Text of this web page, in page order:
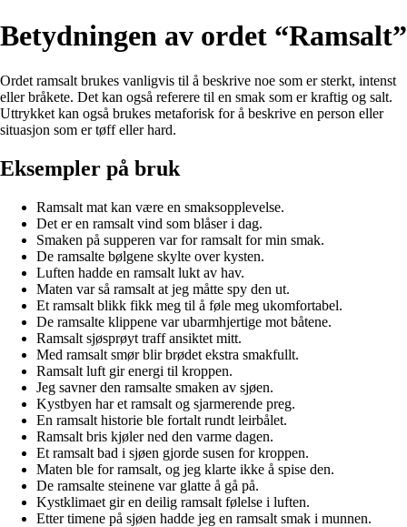
Betydningen av ordet “Ramsalt”
Ordet ramsalt brukes vanligvis til å beskrive noe som er sterkt, intenst
eller bråkete. Det kan også referere til en smak som er kraftig og salt.
Uttrykket kan også brukes metaforisk for å beskrive en person eller
situasjon som er tøff eller hard.
Eksempler på bruk
Ramsalt mat kan være en smaksopplevelse.
Det er en ramsalt vind som blåser i dag.
Smaken på supperen var for ramsalt for min smak.
De ramsalte bølgene skylte over kysten.
Luften hadde en ramsalt lukt av hav.
Maten var så ramsalt at jeg måtte spy den ut.
Et ramsalt blikk fikk meg til å føle meg ukomfortabel.
De ramsalte klippene var ubarmhjertige mot båtene.
Ramsalt sjøsprøyt traff ansiktet mitt.
Med ramsalt smør blir brødet ekstra smakfullt.
Ramsalt luft gir energi til kroppen.
Jeg savner den ramsalte smaken av sjøen.
Kystbyen har et ramsalt og sjarmerende preg.
En ramsalt historie ble fortalt rundt leirbålet.
Ramsalt bris kjøler ned den varme dagen.
Et ramsalt bad i sjøen gjorde susen for kroppen.
Maten ble for ramsalt, og jeg klarte ikke å spise den.
De ramsalte steinene var glatte å gå på.
Kystklimaet gir en deilig ramsalt følelse i luften.
Etter timene på sjøen hadde jeg en ramsalt smak i munnen.